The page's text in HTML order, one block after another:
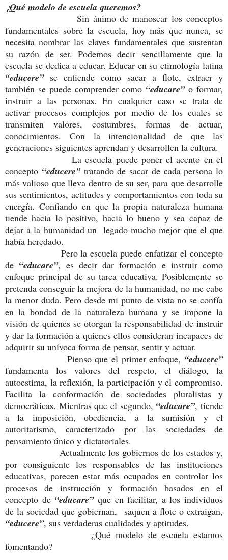
¿Qué modelo de escuela queremos?
Sin ánimo de manosear los conceptos
fundamentales sobre la escuela, hoy más que nunca, se
necesita nombrar las claves fundamentales que sustentan
su razón de ser. Podemos decir sencillamente que la
escuela se dedica a educar. Educar en su etimología latina
“educere”se entiende como sacar a flote, extraer y
también se puede comprender como “educare”o formar,
instruir a las personas. En cualquier caso se trata de
activar procesos complejos por medio de los cuales se
transmiten valores, costumbres, formas de actuar,
conocimientos. Con la intencionalidad de que las
generaciones siguientes aprendan y desarrollen la cultura.
La escuela puede poner el acento en el
concepto “educere”tratando de sacar de cada persona lo
más valioso que lleva dentro de su ser, para que desarrolle
sus sentimientos, actitudes y comportamientos con toda su
energía. Confiando en que la propia naturaleza humana
tiende hacia lo positivo, hacia lo bueno y sea capaz de
dejar a la humanidad un legado mucho mejor que el que
había heredado.
Pero la escuela puede enfatizar el concepto
de “educare”, es decir dar formación e instruir como
enfoque principal de su tarea educativa. Posiblemente se
pretenda conseguir la mejora de la humanidad, no me cabe
la menor duda. Pero desde mi punto de vista no se confía
en la bondad de la naturaleza humana y se impone la
visión de quienes se otorgan la responsabilidad de instruir
y dar la formación a quienes ellos consideran incapaces de
adquirir su unívoca forma de pensar, sentir y actuar.
Pienso que el primer enfoque, “educere”
fundamenta los valores del respeto, el diálogo, la
autoestima, la reflexión, la participación y el compromiso.
Facilita la conformación de sociedades pluralistas y
democráticas. Mientras que el segundo, “educare”, tiende
a la imposición, obediencia, a la sumisión y el
autoritarismo, caracterizado por las sociedades de
pensamiento único y dictatoriales.
Actualmente los gobiernos de los estados y,
por consiguiente los responsables de las instituciones
educativas, parecen estar más ocupados en controlar los
procesos de instrucción y formación basados en el
concepto de “educare”que en facilitar, a los individuos
de la sociedad que gobiernan, saquen a flote o extraigan,
“educere”, sus verdaderas cualidades y aptitudes.
¿Qué modelo de escuela estamos
fomentando?